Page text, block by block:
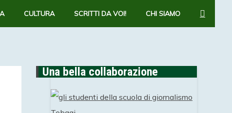
CULTURA SCRITTI DA VOI! CHI SIAMO CERCA
Una bella collaborazione